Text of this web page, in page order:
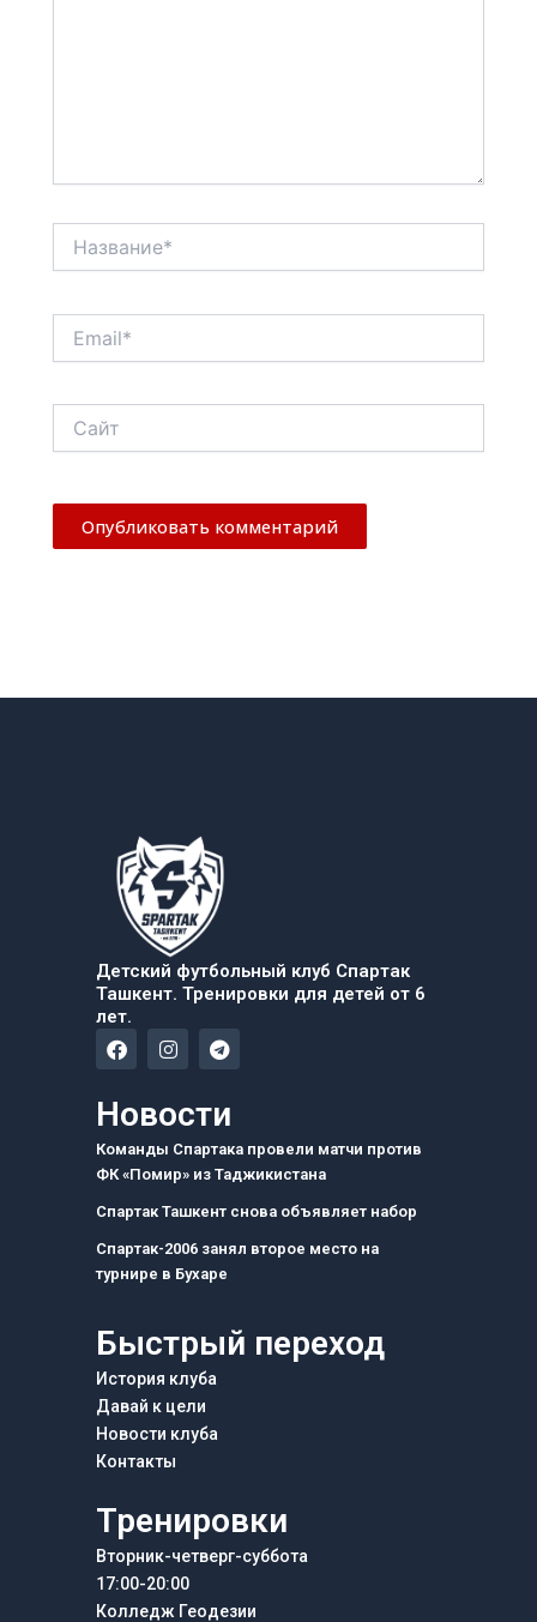
Детский футбольный клуб Спартак
Ташкент. Тренировки для детей от 6
лет.
F
a
e
b
o
k
I
n
a
g
r
a
m
T
e
g
a
m
Новости
Команды Спартака провели матчи против
ФК «Помир» из Таджикистана
Спартак Ташкент снова объявляет набор
Спартак-2006 занял второе место на
турнире в Бухаре
Быстрый переход
История клуба
Давай к цели
Новости клуба
Контакты
Тренировки
Вторник-четверг-суббота
17:00-20:00
Колледж Геодезии